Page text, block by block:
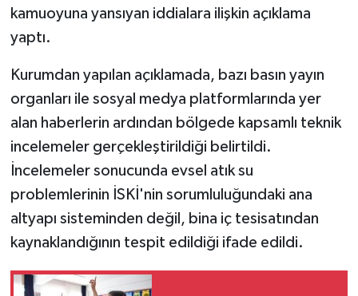
kamuoyuna yansıyan iddialara ilişkin açıklama
yaptı.
Kurumdan yapılan açıklamada, bazı basın yayın
organları ile sosyal medya platformlarında yer
alan haberlerin ardından bölgede kapsamlı teknik
incelemeler gerçekleştirildiği belirtildi.
İncelemeler sonucunda evsel atık su
problemlerinin İSKİ'nin sorumluluğundaki ana
altyapı sisteminden değil, bina iç tesisatından
kaynaklandığının tespit edildiği ifade edildi.